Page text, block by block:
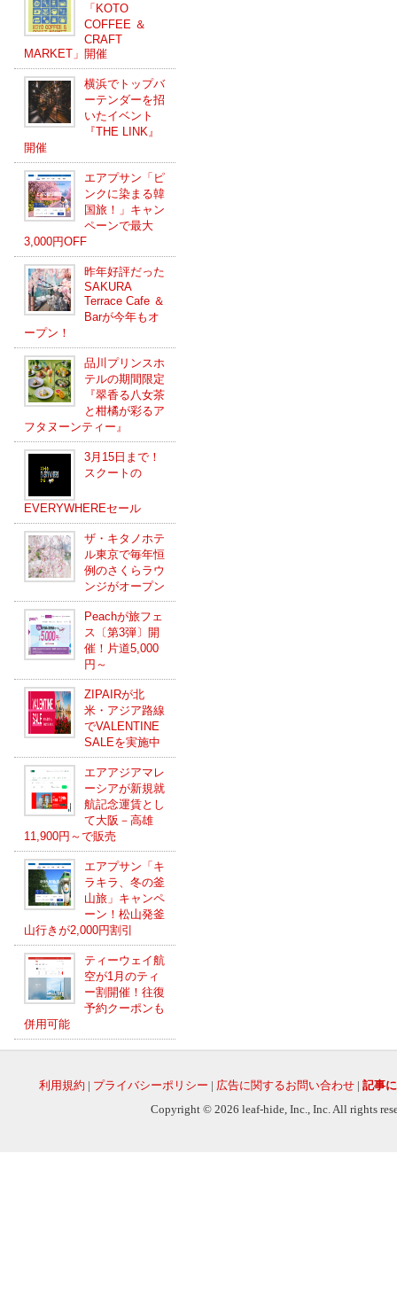
「KOTO
COFFEE ＆
CRAFT
MARKET」開催
横浜でトップバ
ーテンダーを招
いたイベント
『THE LINK』
開催
エアプサン「ピ
ンクに染まる韓
国旅！」キャン
ペーンで最大
3,000円OFF
昨年好評だった
SAKURA
Terrace Cafe ＆
Barが今年もオ
ープン！
品川プリンスホ
テルの期間限定
『翠香る八女茶
と柑橘が彩るア
フタヌーンティー』
3月15日まで！
スクートの
EVERYWHEREセール
ザ・キタノホテ
ル東京で毎年恒
例のさくらラウ
ンジがオープン
Peachが旅フェ
ス〔第3弾〕開
催！片道5,000
円～
ZIPAIRが北
米・アジア路線
でVALENTINE
SALEを実施中
エアアジアマレ
ーシアが新規就
航記念運賃とし
て大阪－高雄
11,900円～で販売
エアプサン「キ
ラキラ、冬の釜
山旅」キャンペ
ーン！松山発釜
山行きが2,000円割引
ティーウェイ航
空が1月のティ
ー割開催！往復
予約クーポンも
併用可能
利用規約 | プライバシーポリシー | 広告に関するお問い合わせ | 記事
Copyright © 2026 leaf-hide, Inc., Inc. All rights